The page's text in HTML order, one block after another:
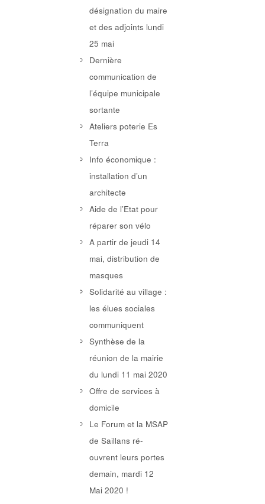
désignation du maire
et des adjoints lundi
25 mai
Dernière
communication de
l’équipe municipale
sortante
Ateliers poterie Es
Terra
Info économique :
installation d’un
architecte
Aide de l’Etat pour
réparer son vélo
A partir de jeudi 14
mai, distribution de
masques
Solidarité au village :
les élues sociales
communiquent
Synthèse de la
réunion de la mairie
du lundi 11 mai 2020
Offre de services à
domicile
Le Forum et la MSAP
de Saillans ré-
ouvrent leurs portes
demain, mardi 12
Mai 2020 !